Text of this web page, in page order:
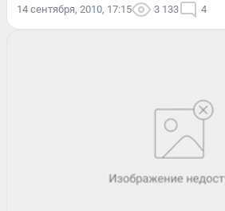
14 сентября, 2010, 17:15 3 133 4